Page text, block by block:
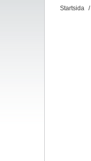
D
Startsida